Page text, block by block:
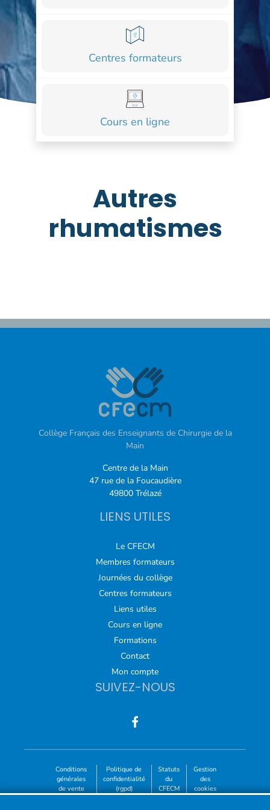
Centres formateurs
Cours en ligne
Autres
rhumatismes
Collège Français des Enseignants de Chirurgie de la
Main
Centre de la Main
47 rue de la Foucaudière
49800 Trélazé
LIENS UTILES
Le CFECM
Membres formateurs
Journées du collège
Centres formateurs
Liens utiles
Cours en ligne
Formations
Contact
Mon compte
SUIVEZ-NOUS
Conditions
générales
de vente
Politique de
confidentialité
(rgpd)
Statuts
du
CFECM
Gestion
des
cookies
COURS
FORMATIONS
CONTACT
ACCOUNT_CIRCLE